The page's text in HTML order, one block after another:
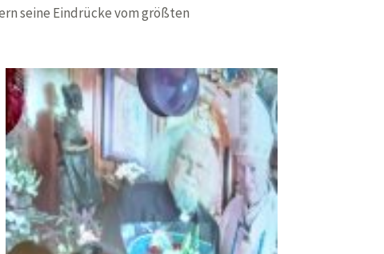
seine Eindrücke vom größten